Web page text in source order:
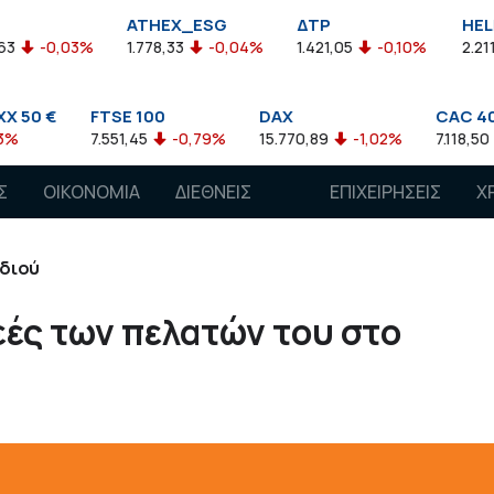
ATHEX_ESG
1.778,33 -0,04%
ΔΤΡ
1.421,05 -0,10% 2.211,72 0,13%
100
-0,79% 15.770,89 -1,02% 7.118,50 -1,15%
ΟΙΚΟΝΟΜΙΑ
ΔΙΕΘΝΕΙΣ
ΕΠΙΧΕΙΡΗΣΕΙΣ
των πελατών του στο